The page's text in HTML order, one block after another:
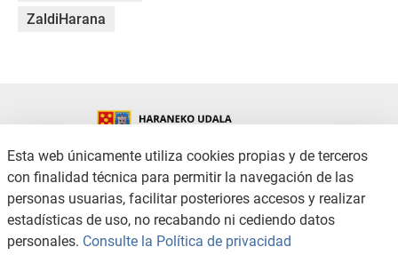
ZaldiHarana
Esta web únicamente utiliza cookies propias y de terceros
con finalidad técnica para permitir la navegación de las
personas usuarias, facilitar posteriores accesos y realizar
estadísticas de uso, no recabando ni cediendo datos
personales. Consulte la Política de privacidad